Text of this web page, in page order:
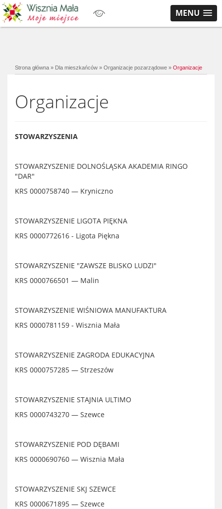
MENU
Strona główna » Dla mieszkańców » Organizacje pozarządowe » Organizacje
Organizacje
STOWARZYSZENIA
STOWARZYSZENIE DOLNOŚLĄSKA AKADEMIA RINGO
"DAR"
KRS 0000758740 — Kryniczno
STOWARZYSZENIE LIGOTA PIĘKNA
KRS 0000772616 - Ligota Piękna
STOWARZYSZENIE "ZAWSZE BLISKO LUDZI"
KRS 0000766501 — Malin
STOWARZYSZENIE WIŚNIOWA MANUFAKTURA
KRS 0000781159 - Wisznia Mała
STOWARZYSZENIE ZAGRODA EDUKACYJNA
KRS 0000757285 — Strzeszów
STOWARZYSZENIE STAJNIA ULTIMO
KRS 0000743270 — Szewce
STOWARZYSZENIE POD DĘBAMI
KRS 0000690760 — Wisznia Mała
STOWARZYSZENIE SKJ SZEWCE
KRS 0000671895 — Szewce